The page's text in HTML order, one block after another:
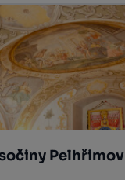
Pelhřimov